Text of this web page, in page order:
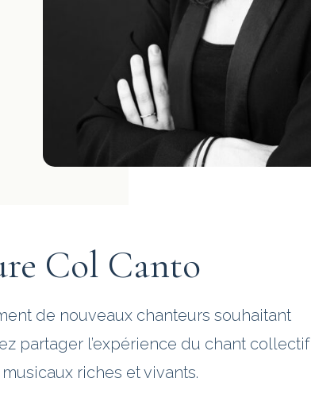
Col Canto
de nouveaux chanteurs souhaitant
partager l’expérience du chant collectif
riches et vivants.